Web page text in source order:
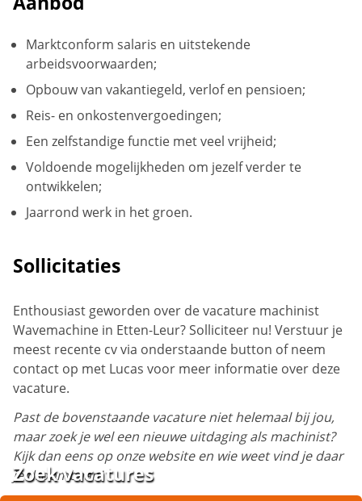
Marktconform salaris en uitstekende
arbeidsvoorwaarden;
Opbouw van vakantiegeld, verlof en pensioen;
Reis- en onkostenvergoedingen;
Een zelfstandige functie met veel vrijheid;
Voldoende mogelijkheden om jezelf verder te
ontwikkelen;
Jaarrond werk in het groen.
Sollicitaties
Enthousiast geworden over de vacature machinist
Wavemachine in Etten-Leur? Solliciteer nu! Verstuur je
meest recente cv via onderstaande button of neem
contact op met Lucas voor meer informatie over deze
vacature.
Past de bovenstaande vacature niet helemaal bij jou,
maar zoek je wel een nieuwe uitdaging als machinist?
Kijk dan eens op onze website en wie weet vind je daar
je droombaan!
Zoek vacatures